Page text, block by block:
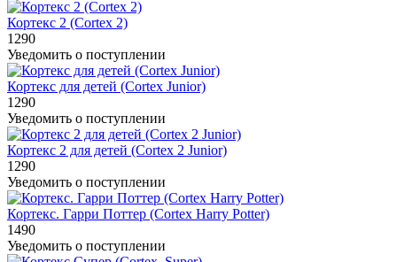
Кортекс 2 (Cortex 2)
1290
Уведомить о поступлении
Кортекс для детей (Cortex Junior)
1290
Уведомить о поступлении
Кортекс 2 для детей (Cortex 2 Junior)
1290
Уведомить о поступлении
Кортекс. Гарри Поттер (Cortex Harry Potter)
1490
Уведомить о поступлении